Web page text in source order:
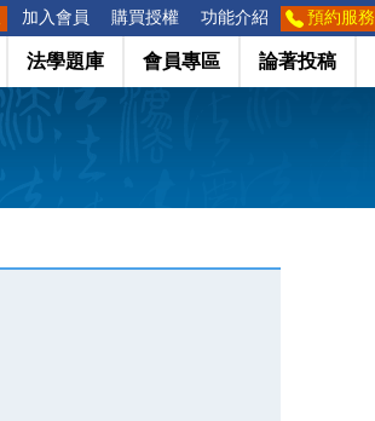
加入會員 購買授權 功能介紹 預約服務
法學題庫 會員專區 論著投稿